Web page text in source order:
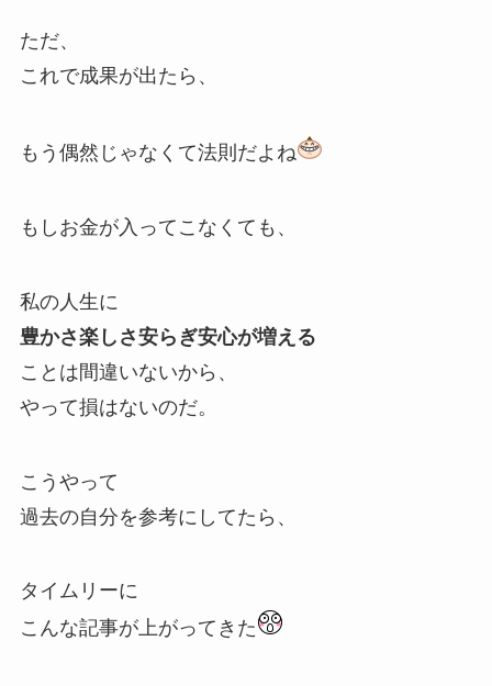
ただ、
これで成果が出たら、
もう偶然じゃなくて法則だよね
もしお金が入ってこなくても、
私の人生に
豊かさ楽しさ安らぎ安心が増える
ことは間違いないから、
やって損はないのだ。
こうやって
過去の自分を参考にしてたら、
タイムリーに
こんな記事が上がってきた